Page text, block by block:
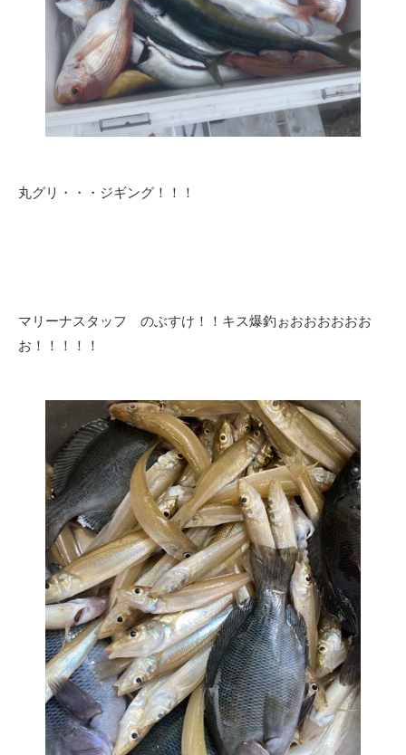
丸グリ・・・ジギング！！！
マリーナスタッフ のぶすけ！！キス爆釣ぉおおおおおお
お！！！！！